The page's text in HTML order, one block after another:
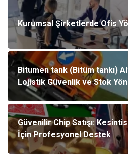
Kurumsal Şirketlerde Ofis
Bitumen tank (Bitüm tankı)
Lojistik Güvenlik ve Stok
Güvenilir Chip Satışı:
İçin Profesyonel Destek